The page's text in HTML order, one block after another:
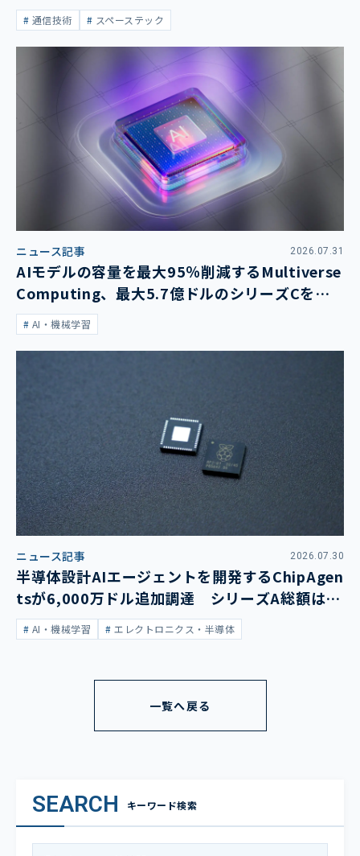
通信技術 スペーステック
ニュース記事 2026.07.31
AIモデルの容量を最大95％削減するMultiverse
Computing、最大5.7億ドルのシリーズCを発
表AI・機械学習
ニュース記事 2026.07.30
半導体設計AIエージェントを開発するChipAgen
tsが6,000万ドル追加調達 シリーズA総額は1
億3,400万ドルに
AI・機械学習 エレクトロニクス・半導体
一覧へ戻る
SEARCH キーワード検索